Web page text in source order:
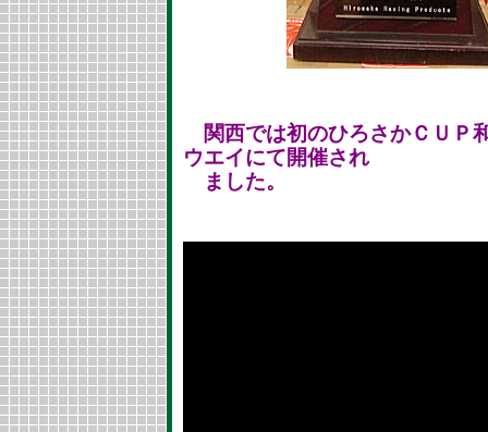
関西では初のひろさかＣＵＰ
ウエイにて開催され
ました。